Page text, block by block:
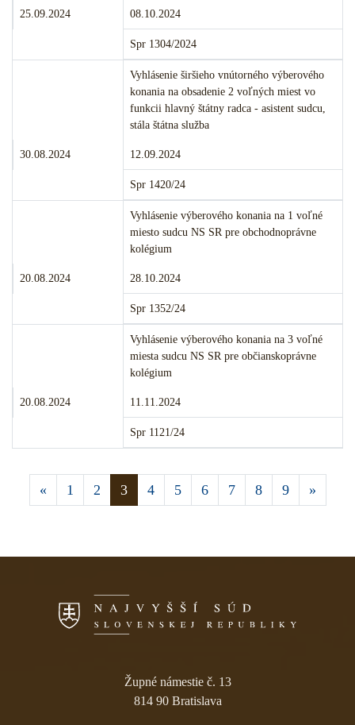
Termín podania:
25.09.2024 Termín konania:
08.10.2024
Číslo:
Spr 1304/2024
Merito veci:
Vyhlásenie širšieho vnútorného výberového
konania na obsadenie 2 voľných miest vo
funkcii hlavný štátny radca - asistent sudcu,
stála štátna služba
Termín podania:
30.08.2024 Termín konania:
12.09.2024
Číslo:
Spr 1420/24
Merito veci:
Vyhlásenie výberového konania na 1 voľné
miesto sudcu NS SR pre obchodnoprávne
kolégium
Termín podania:
20.08.2024 Termín konania:
28.10.2024
Číslo:
Spr 1352/24
Merito veci:
Vyhlásenie výberového konania na 3 voľné
miesta sudcu NS SR pre občianskoprávne
kolégium
Termín podania:
20.08.2024 Termín konania:
11.11.2024
Číslo:
Spr 1121/24
« 1 2 3Aktuálna stránka 3
4 5 6 7 8 9 »
Župné námestie č. 13
814 90 Bratislava